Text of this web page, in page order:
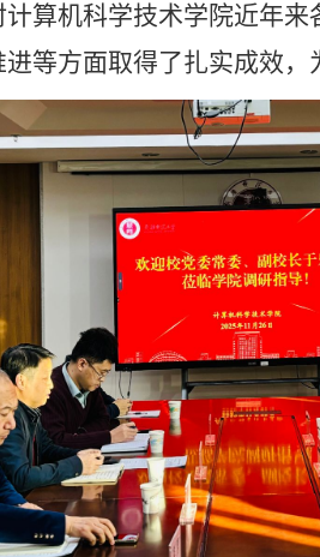
算机科学技术学院近年
等方面取得了扎实成效，